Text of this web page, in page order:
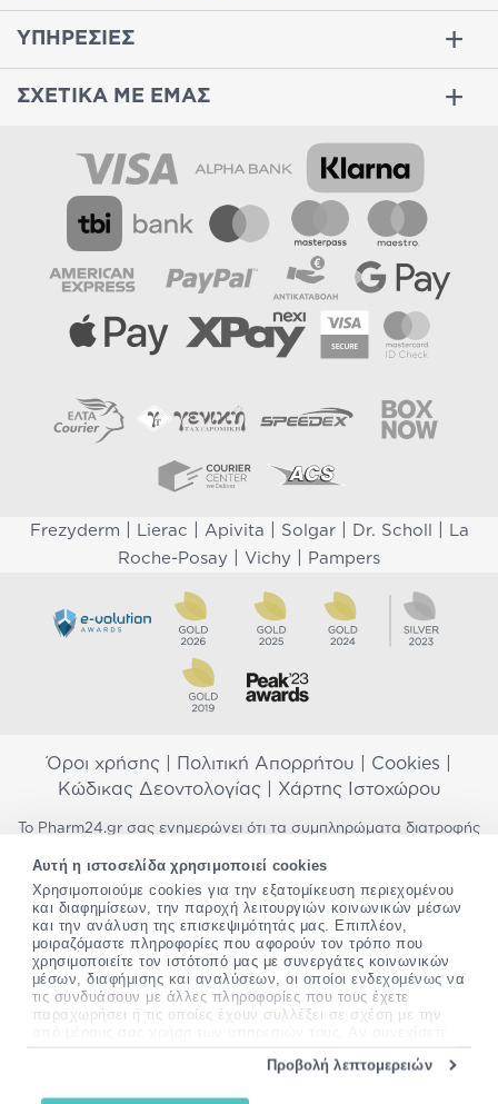
Αυτή η ιστοσελίδα χρησιμοποιεί cookies
Χρησιμοποιούμε cookies για την εξατομίκευση περιεχομένου
και διαφημίσεων, την παροχή λειτουργιών κοινωνικών μέσων
και την ανάλυση της επισκεψιμότητάς μας. Επιπλέον,
μοιραζόμαστε πληροφορίες που αφορούν τον τρόπο που
χρησιμοποιείτε τον ιστότοπό μας με συνεργάτες κοινωνικών
μέσων, διαφήμισης και αναλύσεων, οι οποίοι ενδεχομένως να
τις συνδυάσουν με άλλες πληροφορίες που τους έχετε
παραχωρήσει ή τις οποίες έχουν συλλέξει σε σχέση με την
Προβολή λεπτομερειών
ΥΠΗΡΕΣΙΕΣ
ΣΧΕΤΙΚΑ ΜΕ ΕΜΑΣ
Frezyderm Lierac Apivita Solgar| Dr. Scholl
La
Roche-Posay
Vichy Pampers
Όροι χρήσης Πολιτική Απορρήτου Cookies
Κώδικας Δεοντολογίας| Χάρτης Ιστοχώρου
Το Pharm24.gr σας ενημερώνει ότι τα συμπληρώματα διατροφής
προορίζονται για την πρόληψη, αγωγή ή θεραπεία ανθρώπινης
νόσου. Συμβουλευτείτε τον γιατρό σας εάν είστε έγκυος,
θηλάζετε, ακολουθείτε παράλληλα φαρμακευτική αγωγή ή
αντιμετωπίζετε προβλήματα υγείας πριν χρησιμοποιήσετε
οποιοδήποτε συμπλήρωμα διατροφής. Προσπαθούμε διαρκώς να
σας παρέχουμε ακριβείς και έγκυρες πληροφορίες. Σε περίπτωση
που έχετε κάποια ερώτηση ή παρατήρηση σχετικά με αυτές,
παρακαλώεπικοινωνήστε μαζί μας.
2012-2026 - All rights Reserved •
Website by